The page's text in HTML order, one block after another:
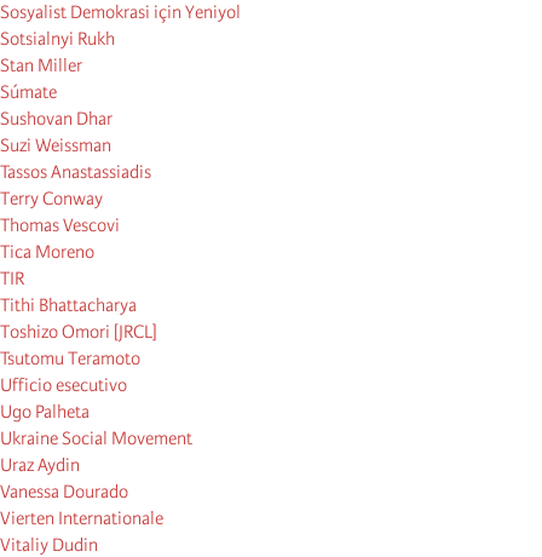
Sosyalist Demokrasi için Yeniyol
Sotsialnyi Rukh
Stan Miller
Súmate
Sushovan Dhar
Suzi Weissman
Tassos Anastassiadis
Terry Conway
Thomas Vescovi
Tica Moreno
TIR
Tithi Bhattacharya
Toshizo Omori [JRCL]
Tsutomu Teramoto
Ufficio esecutivo
Ugo Palheta
Ukraine Social Movement
Uraz Aydin
Vanessa Dourado
Vierten Internationale
Vitaliy Dudin